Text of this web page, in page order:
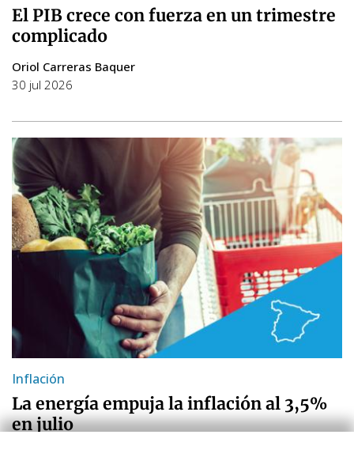
El PIB crece con fuerza en un trimestre
complicado
Oriol Carreras Baquer
30 jul 2026
Inflación
La energía empuja la inflación al 3,5%
en julio